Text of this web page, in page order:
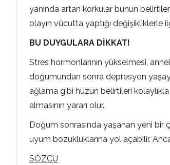
yanında artan korkular bunun
olayın vücutta yaptığı değişikliklerle
BU DUYGULARA DİKKAT!
Stres hormonlarının yükselmesi,
doğumundan sonra depresyon
ağlama gibi hüzün belirtileri
almasının yararı olur.
Doğum sonrasında yaşanan yeni
uyum bozukluklarına yol açabilir.
SÖZCÜ